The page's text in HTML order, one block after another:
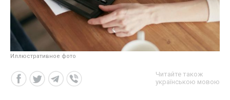
Иллюстративное фото
Читайте також
українською мовою